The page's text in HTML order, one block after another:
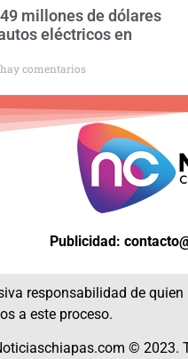
millones de dólares
eléctricos en
comentarios
Publicidad:
responsabilidad de
a este proceso.
© 2023.